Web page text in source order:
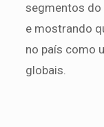
segmentos
e mostrando
no país como
globais.